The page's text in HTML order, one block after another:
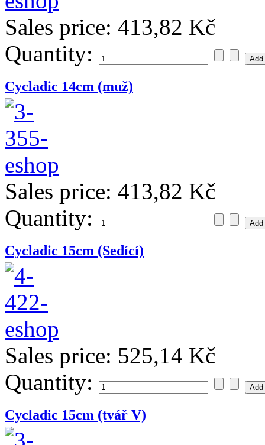
Sales price: 413,82 Kč
Quantity:
Cycladic 14cm (muž)
Sales price: 413,82 Kč
Quantity:
Cycladic 15cm (Sedící)
Sales price: 525,14 Kč
Quantity:
Cycladic 15cm (tvář V)